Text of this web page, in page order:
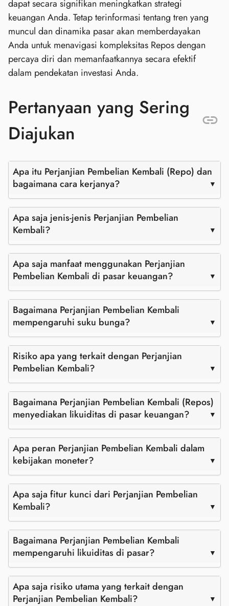
dapat secara signifikan meningkatkan strategi
keuangan Anda. Tetap terinformasi tentang tren yang
muncul dan dinamika pasar akan memberdayakan
Anda untuk menavigasi kompleksitas Repos dengan
percaya diri dan memanfaatkannya secara efektif
dalam pendekatan investasi Anda.
Pertanyaan yang Sering
Diajukan
Apa itu Perjanjian Pembelian Kembali (Repo) dan
bagaimana cara kerjanya?
Apa saja jenis-jenis Perjanjian Pembelian
Kembali?
Apa saja manfaat menggunakan Perjanjian
Pembelian Kembali di pasar keuangan?
Bagaimana Perjanjian Pembelian Kembali
mempengaruhi suku bunga?
Risiko apa yang terkait dengan Perjanjian
Pembelian Kembali?
Bagaimana Perjanjian Pembelian Kembali (Repos)
menyediakan likuiditas di pasar keuangan?
Apa peran Perjanjian Pembelian Kembali dalam
kebijakan moneter?
Apa saja fitur kunci dari Perjanjian Pembelian
Kembali?
Bagaimana Perjanjian Pembelian Kembali
mempengaruhi likuiditas di pasar?
Apa saja risiko utama yang terkait dengan
Perjanjian Pembelian Kembali?